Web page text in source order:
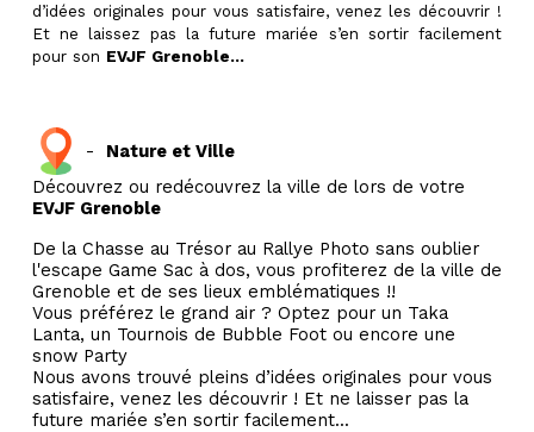
d’idées originales pour vous satisfaire, venez les découvrir !
Et ne laissez pas la future mariée s’en sortir facilement
pour son EVJF Grenoble...
- Nature et Ville
Découvrez ou redécouvrez la ville de lors de votre
EVJF Grenoble
De la Chasse au Trésor au Rallye Photo sans oublier
l'escape Game Sac à dos, vous profiterez de la ville de
Grenoble et de ses lieux emblématiques !!
Vous préférez le grand air ? Optez pour un Taka
Lanta, un Tournois de Bubble Foot ou encore une
snow Party
Nous avons trouvé pleins d’idées originales pour vous
satisfaire, venez les découvrir ! Et ne laisser pas la
future mariée s’en sortir facilement...